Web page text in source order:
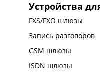
Устройства
FXS/FXO шлюзы
Запись разговоров
GSM шлюзы
ISDN шлюзы